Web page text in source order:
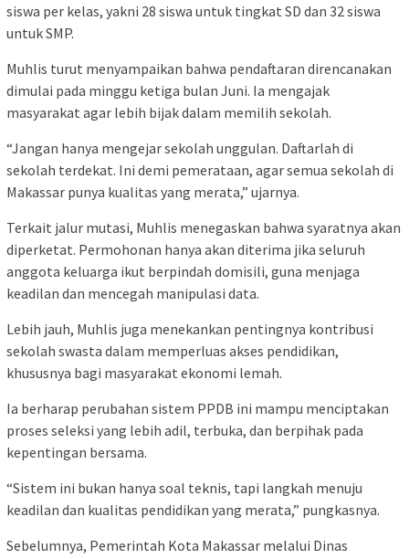
siswa per kelas, yakni 28 siswa untuk tingkat SD dan 32 siswa
untuk SMP.
Muhlis turut menyampaikan bahwa pendaftaran direncanakan
dimulai pada minggu ketiga bulan Juni. Ia mengajak
masyarakat agar lebih bijak dalam memilih sekolah.
“Jangan hanya mengejar sekolah unggulan. Daftarlah di
sekolah terdekat. Ini demi pemerataan, agar semua sekolah di
Makassar punya kualitas yang merata,” ujarnya.
Terkait jalur mutasi, Muhlis menegaskan bahwa syaratnya akan
diperketat. Permohonan hanya akan diterima jika seluruh
anggota keluarga ikut berpindah domisili, guna menjaga
keadilan dan mencegah manipulasi data.
Lebih jauh, Muhlis juga menekankan pentingnya kontribusi
sekolah swasta dalam memperluas akses pendidikan,
khususnya bagi masyarakat ekonomi lemah.
Ia berharap perubahan sistem PPDB ini mampu menciptakan
proses seleksi yang lebih adil, terbuka, dan berpihak pada
kepentingan bersama.
“Sistem ini bukan hanya soal teknis, tapi langkah menuju
keadilan dan kualitas pendidikan yang merata,” pungkasnya.
Sebelumnya, Pemerintah Kota Makassar melalui Dinas